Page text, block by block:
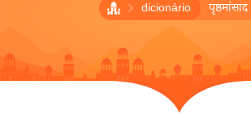
dicionário पृष्ठमांसाद